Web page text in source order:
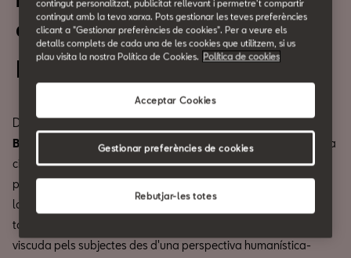
arquitectura i la meva
Del 13 al 24 d'octubre.
Des de l’any 2010, el festival48h Open House
BCN (OHB)
parla d’arquitectura i permet que el públic recorri la
ciutat de manera diferent, que es posi en contacte amb els
professionals, que construeixi el seu imaginari particular sobre
la ciutat i que ens parli de la relació que hi té. L'exposició recull
tots aquests agents i s’acosta a l'experiència arquitectònica
viscuda pels subjectes des d'una perspectiva humanística-
contingut personalitzat, publicitat rellevant i permetre't compartir
contingut amb la teva xarxa. Pots gestionar les teves preferències
clicant a "Gestionar preferències de cookies". Per a veure els
detalls complets de cada una de les cookies que utilitzem, si us
plau visita la nostra Política de Cookies. Política de cookies
Rebutjar-les totes
Acceptar Cookies
Gestionar preferències de cookies